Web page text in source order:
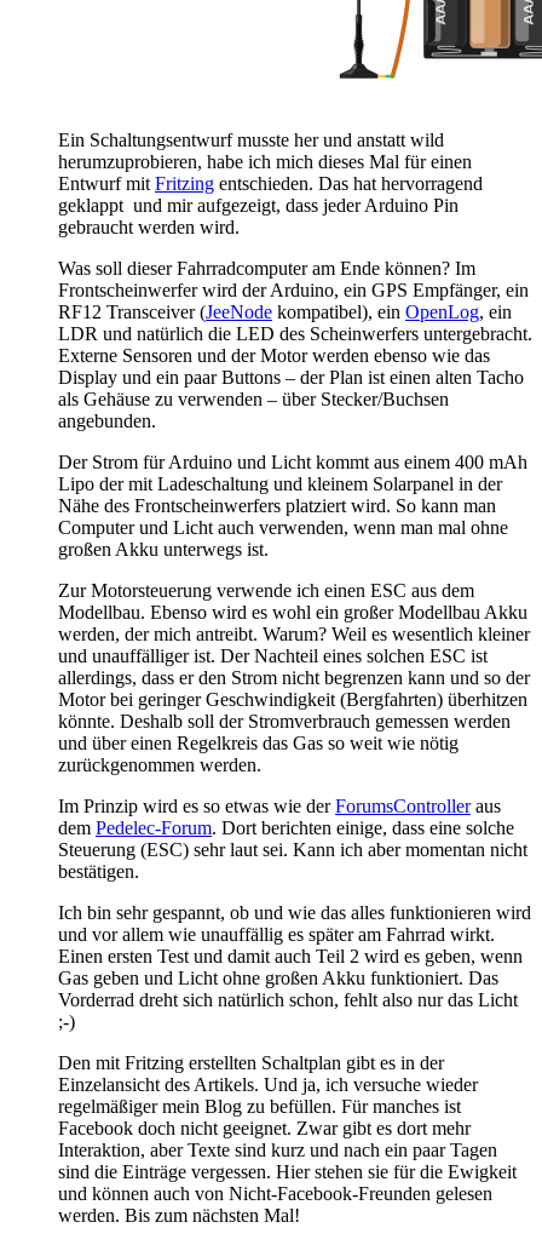
Ein Schaltungsentwurf musste her und anstatt wild
herumzuprobieren, habe ich mich dieses Mal für einen
Entwurf mit Fritzing entschieden. Das hat hervorragend
geklappt und mir aufgezeigt, dass jeder Arduino Pin
gebraucht werden wird.
Was soll dieser Fahrradcomputer am Ende können? Im
Frontscheinwerfer wird der Arduino, ein GPS Empfänger, ein
RF12 Transceiver (JeeNode kompatibel), ein OpenLog, ein
LDR und natürlich die LED des Scheinwerfers untergebracht.
Externe Sensoren und der Motor werden ebenso wie das
Display und ein paar Buttons – der Plan ist einen alten Tacho
als Gehäuse zu verwenden – über Stecker/Buchsen
angebunden.
Der Strom für Arduino und Licht kommt aus einem 400 mAh
Lipo der mit Ladeschaltung und kleinem Solarpanel in der
Nähe des Frontscheinwerfers platziert wird. So kann man
Computer und Licht auch verwenden, wenn man mal ohne
großen Akku unterwegs ist.
Zur Motorsteuerung verwende ich einen ESC aus dem
Modellbau. Ebenso wird es wohl ein großer Modellbau Akku
werden, der mich antreibt. Warum? Weil es wesentlich kleiner
und unauffälliger ist. Der Nachteil eines solchen ESC ist
allerdings, dass er den Strom nicht begrenzen kann und so der
Motor bei geringer Geschwindigkeit (Bergfahrten) überhitzen
könnte. Deshalb soll der Stromverbrauch gemessen werden
und über einen Regelkreis das Gas so weit wie nötig
zurückgenommen werden.
Im Prinzip wird es so etwas wie derForumsControlleraus
dem Pedelec-Forum. Dort berichten einige, dass eine solche
Steuerung (ESC) sehr laut sei. Kann ich aber momentan nicht
bestätigen.
Ich bin sehr gespannt, ob und wie das alles funktionieren wird
und vor allem wie unauffällig es später am Fahrrad wirkt.
Einen ersten Test und damit auch Teil 2 wird es geben, wenn
Gas geben und Licht ohne großen Akku funktioniert. Das
Vorderrad dreht sich natürlich schon, fehlt also nur das Licht
;-)
Den mit Fritzing erstellten Schaltplan gibt es in der
Einzelansicht des Artikels. Und ja, ich versuche wieder
regelmäßiger mein Blog zu befüllen. Für manches ist
Facebook doch nicht geeignet. Zwar gibt es dort mehr
Interaktion, aber Texte sind kurz und nach ein paar Tagen
sind die Einträge vergessen. Hier stehen sie für die Ewigkeit
und können auch von Nicht-Facebook-Freunden gelesen
werden. Bis zum nächsten Mal!